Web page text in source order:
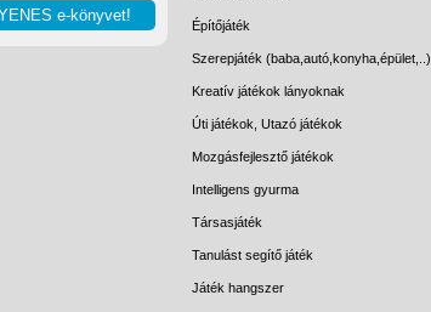
Építőjáték
Szerepjáték (baba,autó,konyha,épület,..)
Kreatív játékok lányoknak
Úti játékok, Utazó játékok
Mozgásfejlesztő játékok
Intelligens gyurma
Társasjáték
Tanulást segítő játék
Játék hangszer